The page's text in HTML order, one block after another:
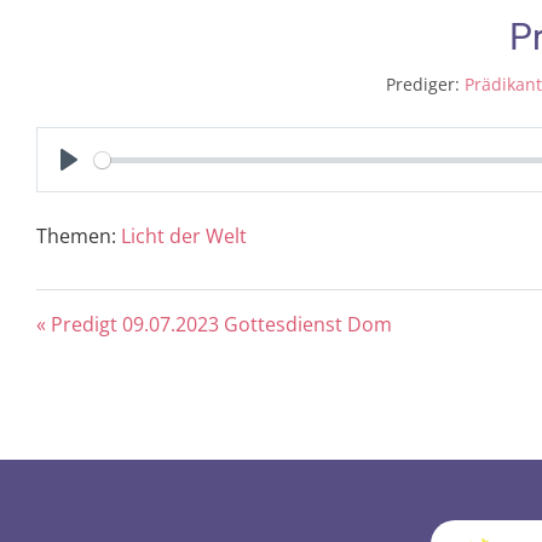
Prediger:
Play
Themen: Licht der Welt
« Predigt 09.07.2023 Gottesdienst Dom